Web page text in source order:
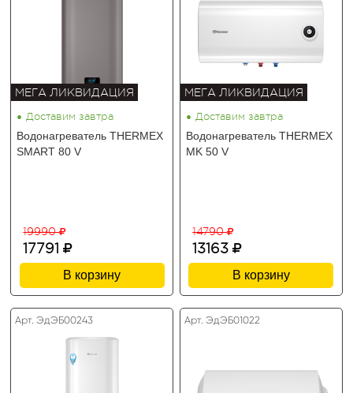
МЕГА ЛИКВИДАЦИЯ
• Доставим завтра
Водонагреватель THERMEX
SMART 80 V
19990
17791
В корзину
МЕГА ЛИКВИДАЦИЯ
• Доставим завтра
Водонагреватель THERMEX
MK 50 V
14790
13163
В корзину
Арт. ЭдЭБ00243 Арт. ЭдЭБ01022